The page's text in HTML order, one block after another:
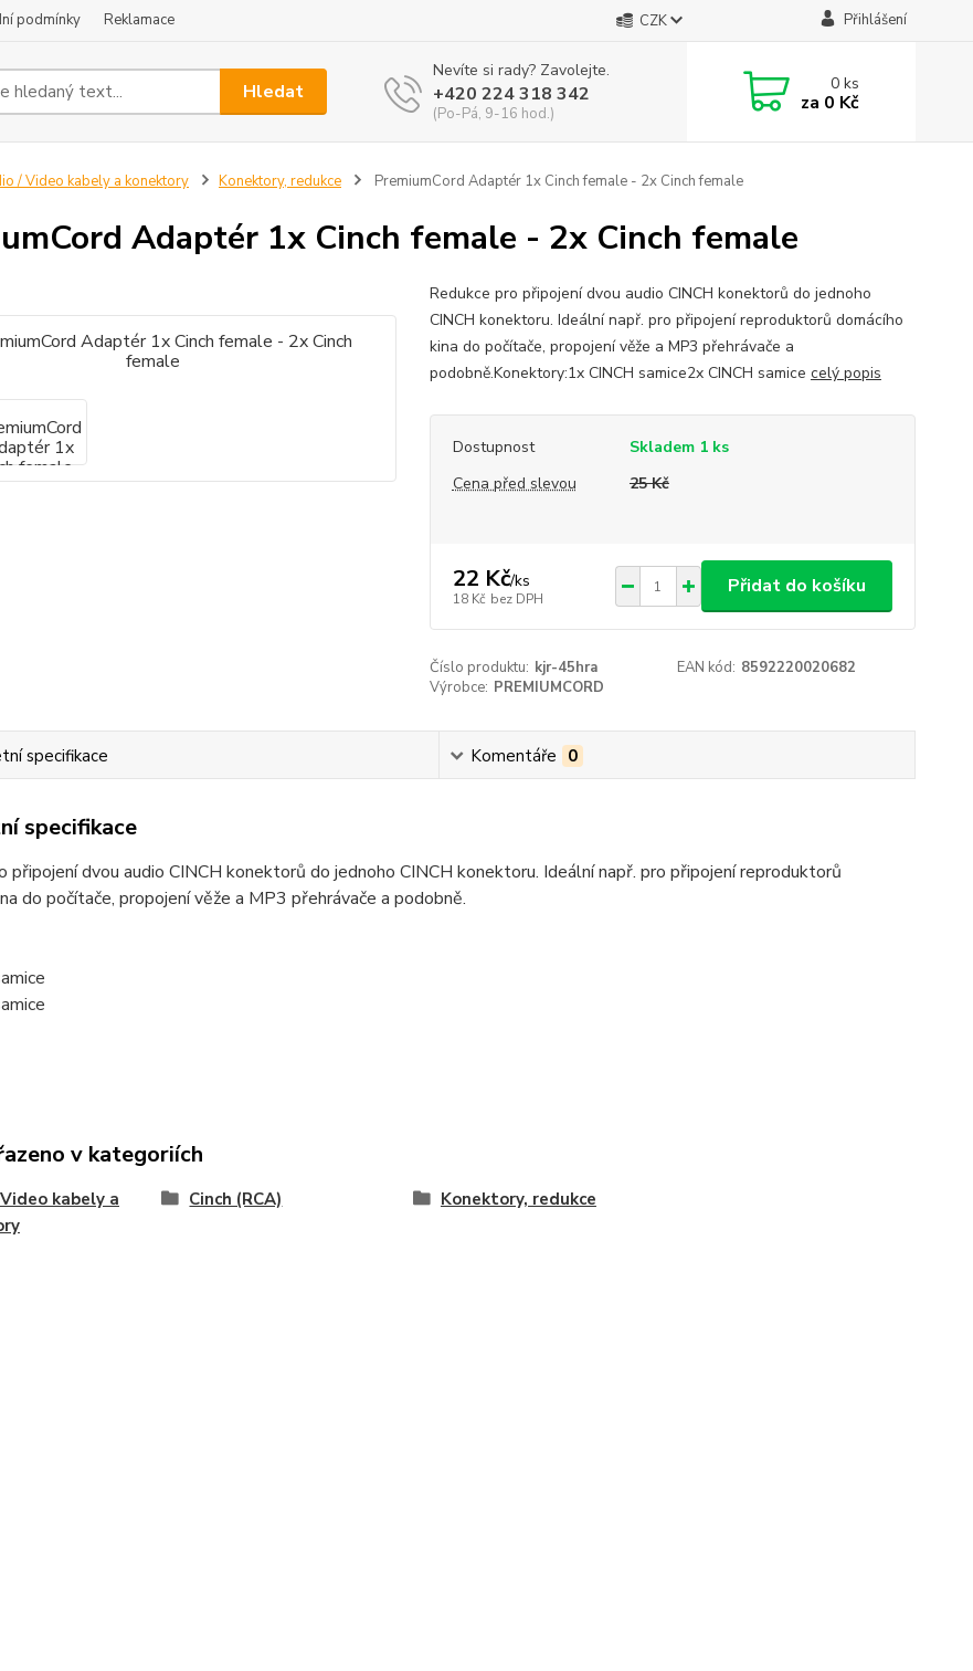
podmínky Reklamace CZK Přihlášení
Hledat
Nevíte si rady? Zavolejte.
+420 224 318 342
(Po-Pá, 9-16 hod.)
0ks
za 0 Kč
/ Video kabely a konektory Konektory, redukce PremiumCord Adaptér 1x Cinch female - 2x Cinch female
Adaptér 1x Cinch female - 2x Cinch female
Redukce pro připojení dvou audio CINCH konektorů do jednoho
CINCH konektoru. Ideální např. pro připojení reproduktorů domácího
kina do počítače, propojení věže a MP3 přehrávače a
podobně.Konektory:1x CINCH samice2x CINCH samice celý popis
Dostupnost
Skladem 1 ks
Cena před slevou
25 Kč
22 Kč/ks
18 Kč bez DPH
Přidat do košíku
Číslo produktu: kjr-45hra EAN kód: 8592220020682
Výrobce: PREMIUMCORD
specifikace Komentáře 0
specifikace
připojení dvou audio CINCH konektorů do jednoho CINCH konektoru. Ideální např. pro připojení reproduktorů
do počítače, propojení věže a MP3 přehrávače a podobně.
v kategoriích
kabely a
Cinch (RCA) Konektory, redukce